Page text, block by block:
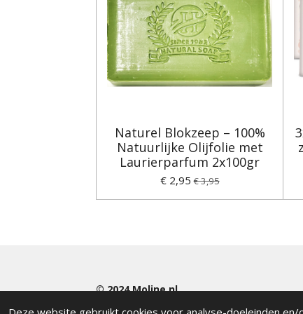
Naturel Blokzeep – 100%
Natuurlijke Olijfolie met
Laurierparfum 2x100gr
€ 2,95 € 3,95
© 2024Moline.nl